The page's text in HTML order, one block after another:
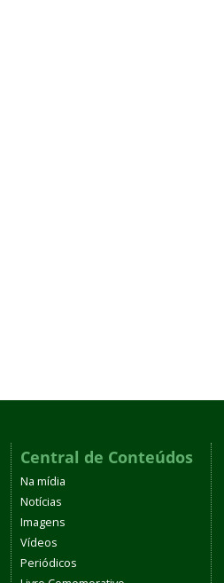
Central de Conteúdos
Na mídia
Notícias
Imagens
Vídeos
Periódicos